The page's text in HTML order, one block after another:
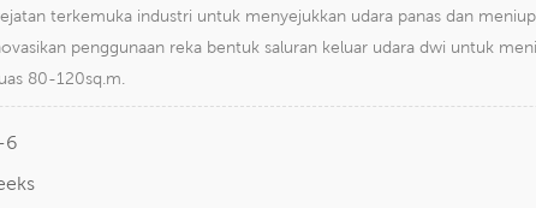
terkemuka industri untuk menyejukkan udara panas dan
penggunaan reka bentuk saluran keluar udara dwi untuk
80-120sq.m.
6